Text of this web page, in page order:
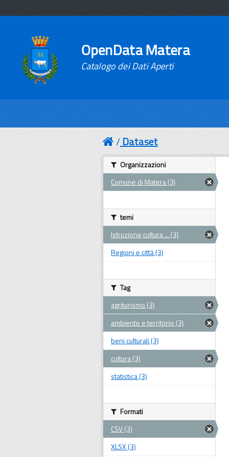
OpenData Matera
Catalogo dei Dati Aperti
Dataset
Organizzazioni
Comune di Matera (3)
temi
Istruzione,cultura ... (3)
Regioni e città (3)
Tag
agriturismo (3)
ambiente e territorio (3)
beni culturali (3)
cultura (3)
statistica (3)
Formati
CSV (3)
XLSX (3)